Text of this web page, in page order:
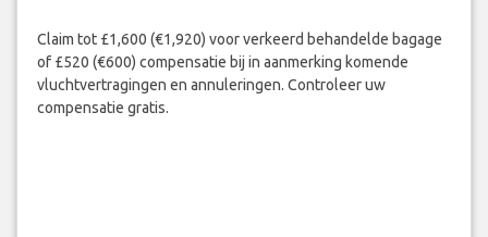
Claim tot £1,600 (€1,920) voor verkeerd behandelde bagage
of £520 (€600) compensatie bij in aanmerking komende
vluchtvertragingen en annuleringen. Controleer uw
compensatie gratis.